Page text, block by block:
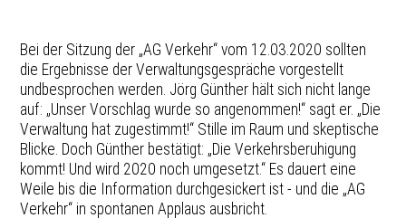
Bei der Sitzung der „AG Verkehr“ vom 12.03.2020 sollten
die Ergebnisse der Verwaltungsgespräche vorgestellt
undbesprochen werden. Jörg Günther hält sich nicht lange
auf: „Unser Vorschlag wurde so angenommen!“ sagt er. „Die
Verwaltung hat zugestimmt!“ Stille im Raum und skeptische
Blicke. Doch Günther bestätigt: „Die Verkehrsberuhigung
kommt! Und wird 2020 noch umgesetzt.“ Es dauert eine
Weile bis die Information durchgesickert ist - und die „AG
Verkehr“ in spontanen Applaus ausbricht.